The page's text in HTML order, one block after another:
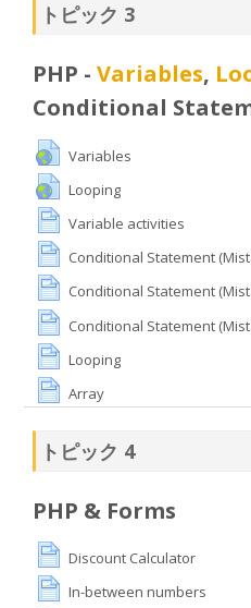
トピック 3
PHP -Variables,
Conditional
Variables
Looping
Variable activities
Conditional Statement
Conditional Statement
Conditional Statement
Looping
Array
トピック 4
PHP & Forms
Discount Calculator
In-between numbers